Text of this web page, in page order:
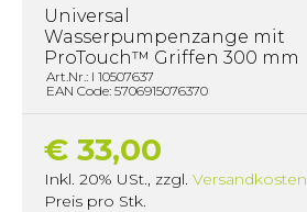
Universal
Wasserpumpenzange mit
ProTouch™ Griffen 300 mm
Art.Nr.: I 10507637
EAN Code: 5706915076370
€ 33,00
Inkl. 20% USt., zzgl. Versandkosten
Preis pro Stk.